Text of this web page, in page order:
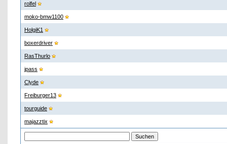
rolfel
moko-bmw1100
HolgiK1
boxerdriver
RasThurlo
jpass
Clyde
Freiburger13
tourguide
majazztix